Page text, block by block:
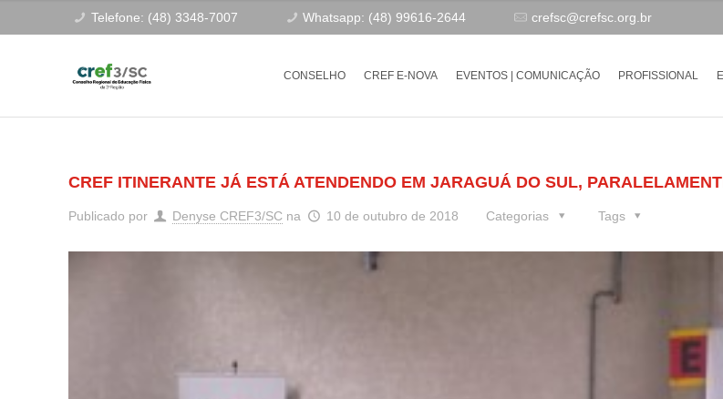
Telefone: (48) 3348-7007 Whatsapp: (48) 99616-2644 crefsc@crefsc.org.br
CONSELHO CREF E-NOVA EVENTOS | COMUNICAÇÃO PROFISSIONAL
CREF ITINERANTE JÁ ESTÁ ATENDENDO EM JARAGUÁ DO SUL,
Publicado por Denyse CREF3/SC na 10 de outubro de 2018 Categorias Tags